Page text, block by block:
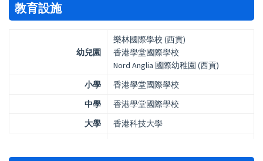
教育設施
幼兒園
樂林國際學校 (西貢)
香港學堂國際學校
Nord Anglia 國際幼稚園 (西貢)
小學
香港學堂國際學校
中學
香港學堂國際學校
大學
香港科技大學